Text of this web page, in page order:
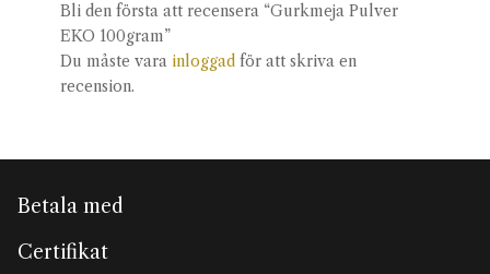
Bli den första att recensera “Gurkmeja Pulver
EKO 100gram”
Du måste vara inloggadför att skriva en
recension.
Betala med
Certifikat